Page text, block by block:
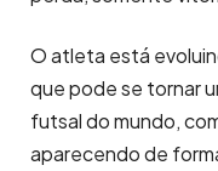
O atleta está
que pode se tornar
futsal do mundo,
aparecendo de